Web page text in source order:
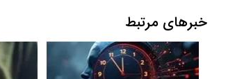
خبرهای مرتبط